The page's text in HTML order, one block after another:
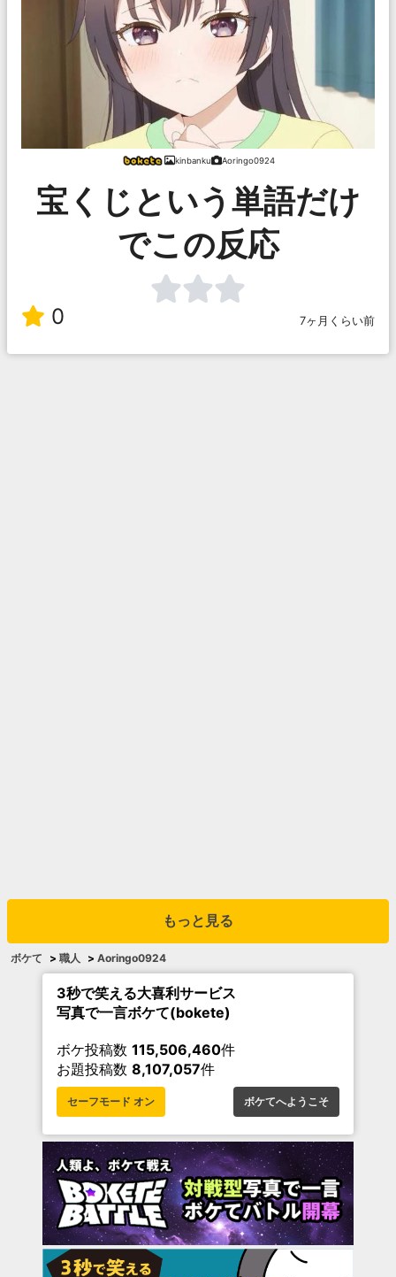
kinbanku Aoringo0924
宝くじという単語だけ
でこの反応
0 7ヶ月くらい前
もっと見る
ボケて > 職人 > Aoringo0924
3秒で笑える大喜利サービス
写真で一言ボケて(bokete)
ボケ投稿数 115,506,460件
お題投稿数 8,107,057件
セーフモード オン ボケてへようこそ